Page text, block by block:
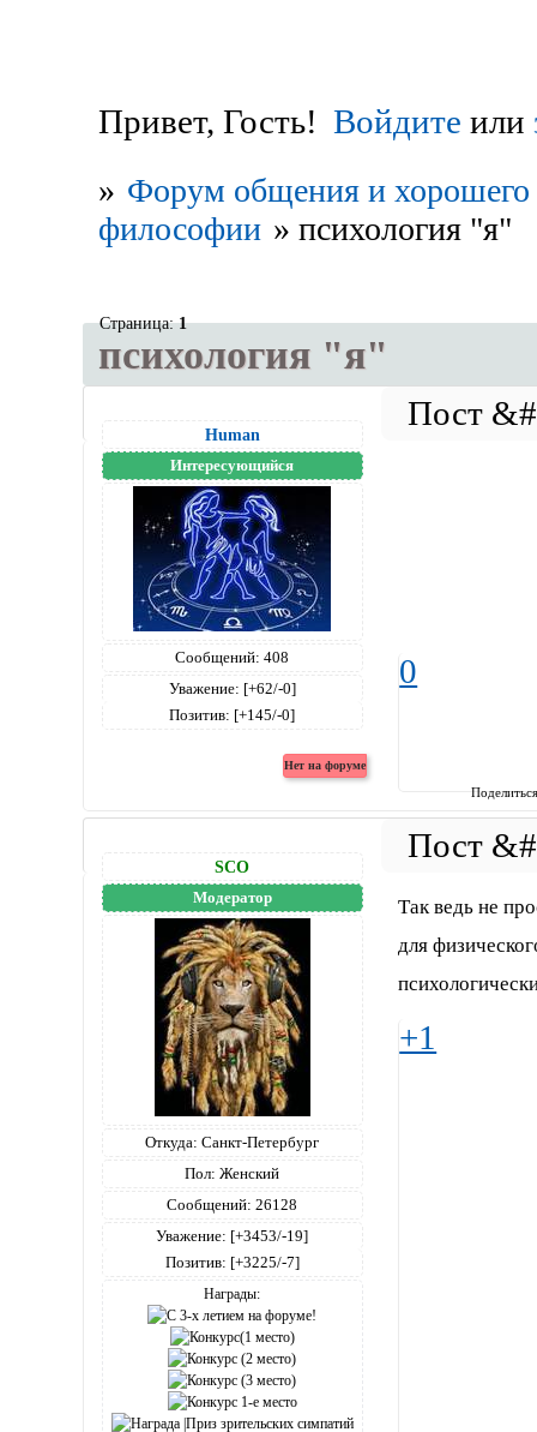
Привет, Гость! Войдите или
» Форум общения и хорошего
философии » психология "я"
психология "я"
Страница:1
Human
Интересующийся
Сообщений: 408
Уважение: [+62/-0]
Позитив: [+145/-0]
0
SCO
Модератор
Откуда: Санкт-Петербург
Пол: Женский
Сообщений: 26128
Уважение: [+3453/-19]
Позитив: [+3225/-7]
Награды:
Так ведь не
для
+1